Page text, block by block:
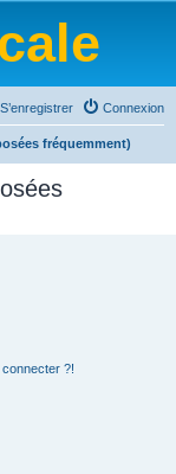
Connexion
S’enregistrer
fréquemment)
?!